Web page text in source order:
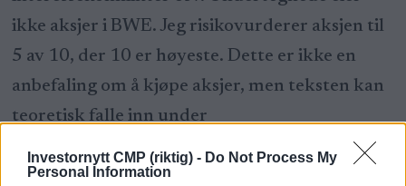
Investornytt CMP (riktig) - Do Not Process My
Personal Information
ikke aksjer i BWE. Jeg risikovurderer aksjen til
5 av 10, der 10 er høyeste. Dette er ikke en
anbefaling om å kjøpe aksjer, men teksten kan
teoretisk falle inn under
innholdet som subjektivt spekulerende